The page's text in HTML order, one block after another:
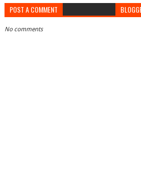
POST A COMMENT
No comments